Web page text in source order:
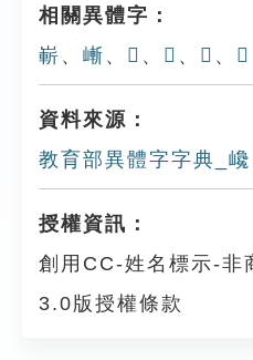
相關異體字：
嶄 、 嶃 、 𡿣 、 𡽡 、 𡸊 、 𡷭
資料來源：
教育部異體字字典_巉
授權資訊：
創用CC-姓名標示-非
3.0版授權條款